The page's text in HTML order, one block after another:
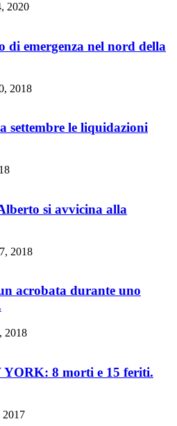
2020
di emergenza nel nord della
2018
settembre le liquidazioni
si avvicina alla
2018
acrobata durante uno
2018
8 morti e 15 feriti.
2017